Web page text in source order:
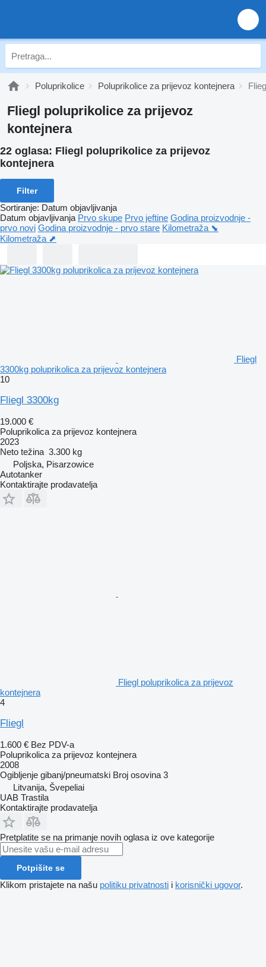
Poluprikolice Poluprikolice za prijevoz kontejnera
Fliegl poluprikolice za prijevoz
kontejnera
22 oglasa: Fliegl poluprikolice za prijevoz
kontejnera
Filter
Sortiranje: Datum objavljivanja
Datum objavljivanja Prvo skupe Prvo jeftine Godina proizvodnje -
prvo novi Godina proizvodnje - prvo stare Kilometraža ⬊
Kilometraža ⬈
Fliegl
3300kg poluprikolica za prijevoz kontejnera
10
Fliegl 3300kg
19.000 €
Poluprikolica za prijevoz kontejnera
2023
Neto težina 3.300 kg
Poljska, Pisarzowice
Autotanker
Kontaktirajte prodavatelja
Fliegl poluprikolica za prijevoz
kontejnera
4
Fliegl
1.600 € Bez PDV-a
Poluprikolica za prijevoz kontejnera
2008
Ogibljenje gibanj/pneumatski Broj osovina 3
Litvanija, Švepeliai
UAB Trastila
Kontaktirajte prodavatelja
Pretplatite se na primanje novih oglasa iz ove kategorije
Potpišite se
Klikom pristajete na našu politiku privatnosti i korisnički ugovor.